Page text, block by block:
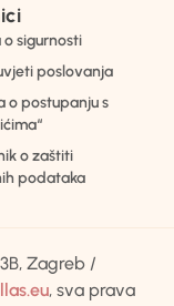
o sigurnosti
poslovanja
o postupanju s
o zaštiti
podataka
Zagreb /
, sva prava